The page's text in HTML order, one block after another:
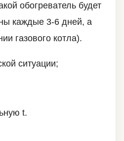
обогреватель будет
каждые 3-6 дней, а
газового котла).
ситуации;
t.